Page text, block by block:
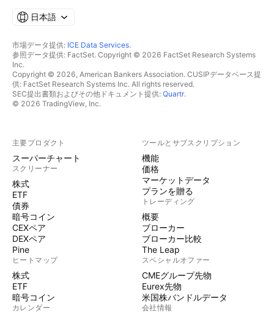
日本語
市場データ提供: ICE Data Services.
参照データ提供: FactSet. Copyright © 2026 FactSet Research Systems
Inc.
Copyright © 2026, American Bankers Association. CUSIPデータベース提
供: FactSet Research Systems Inc. All rights reserved.
SEC提出書類およびその他ドキュメント提供: Quartr.
© 2026 TradingView, Inc.
主要プロダクト
スーパーチャート
スクリーナー
株式
ETF
債券
暗号コイン
CEXペア
DEXペア
Pine
ヒートマップ
株式
ETF
暗号コイン
カレンダー
ツールとサブスクリプション
機能
価格
マーケットデータ
プランを贈る
トレーディング
概要
ブローカー
ブローカー比較
The Leap
スペシャルオファー
CMEグループ先物
Eurex先物
米国株バンドルデータ
会社情報